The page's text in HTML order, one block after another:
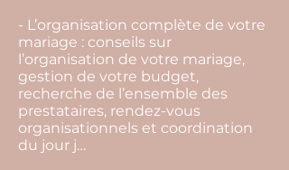
- L’organisation complète de votre
mariage : conseils sur
l’organisation de votre mariage,
gestion de votre budget,
recherche de l’ensemble des
prestataires, rendez-vous
organisationnels et coordination
du jour j…